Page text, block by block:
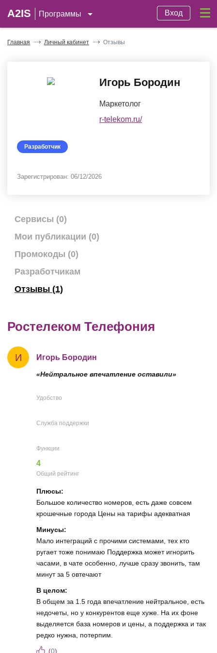
A2IS Программы Вход
Главная Личный кабинет Отзывы
Игорь Бородин
Маркетолог
r-telekom.ru/
Разработчик
Зарегистрирован: 06/12/2026
Сервисы (0)
Мои публикации (0)
Промокоды (0)
Разработчикам
Отзывы (1)
Ростелеком Телефония
И Игорь Бородин
«Нейтральное впечатление оставили»
Удобство
Служба поддержки
Функции
4
Общий рейтинг
Плюсы:
Большое количество номеров, есть даже совсем
крошечные города Цены на тарифы адекватная
Минусы:
Мало интеграций с прочими системами, тех кто
ругает тоже понимаю Поддержка может игнорить
часами, в чате особенно, лучше сразу звонить, там
минут за 5 овтечают
В целом:
В общем за 1.5 года впечатление нейтральное, есть
недочеты, но у конкурентов еще хуже. На их фоне
выделяется база номеров и цены, а поддержка и так
редко нужна, потерпим.
(0)